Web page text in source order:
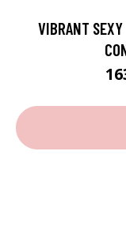
VIBRANT SEXY